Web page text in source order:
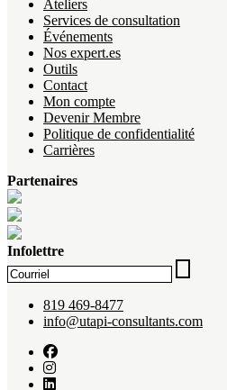
Ateliers
Services de consultation
Événements
Nos expert.es
Outils
Contact
Mon compte
Devenir Membre
Politique de confidentialité
Carrières
Partenaires
Infolettre
819 469-8477
info@utapi-consultants.com